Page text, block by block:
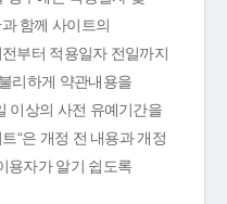
함께 사이트의
부터 적용일자 전일까지
리하게 약관내용을
이상의 사전 유예기간을
“은 개정 전 내용과 개정
용자가 알기 쉽도록